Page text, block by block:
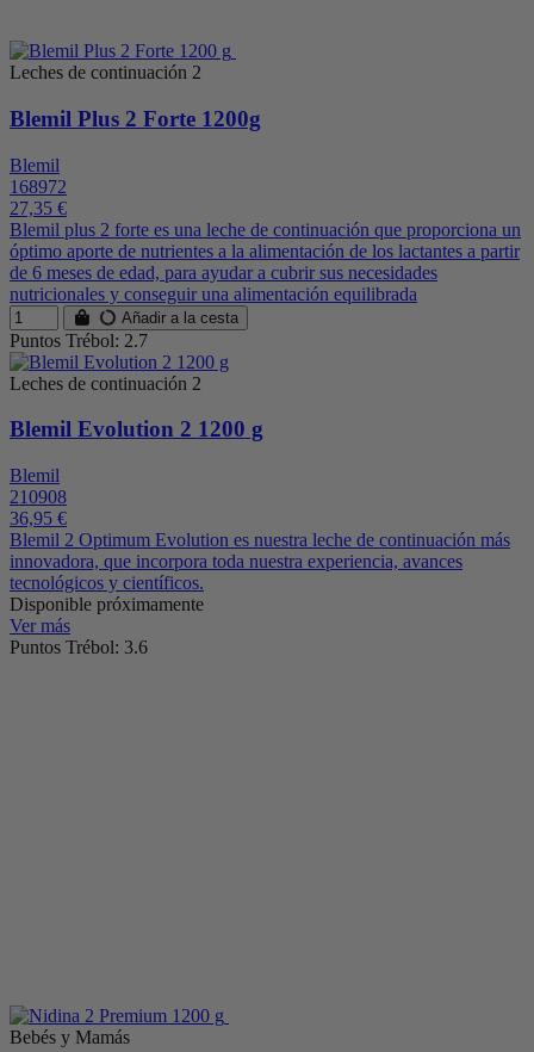
Leches de continuación 2
Blemil Plus 2 Forte 1200g
Blemil
168972
27,35 €
Blemil plus 2 forte es una leche de continuación que proporciona un
óptimo aporte de nutrientes a la alimentación de los lactantes a partir
de 6 meses de edad, para ayudar a cubrir sus necesidades
nutricionales y conseguir una alimentación equilibrada
Añadir a la cesta
Puntos Trébol: 2.7
Leches de continuación 2
Blemil Evolution 2 1200 g
Blemil
210908
36,95 €
Blemil 2 Optimum Evolution es nuestra leche de continuación más
innovadora, que incorpora toda nuestra experiencia, avances
tecnológicos y científicos.
Disponible próximamente
Ver más
Puntos Trébol: 3.6
Bebés y Mamás